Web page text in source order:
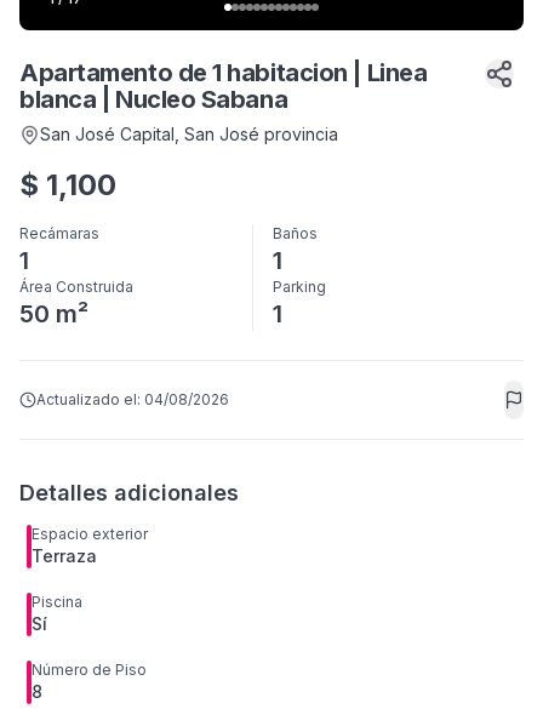
Apartamento de 1 habitacion | Linea
blanca | Nucleo Sabana
San José Capital , San José provincia
$ 1,100
Recámaras
1
Baños
1
Área Construida
50 m²
Parking
1
Actualizado el: 04/08/2026
Detalles adicionales
Espacio exterior
Terraza
Piscina
Sí
Número de Piso
8